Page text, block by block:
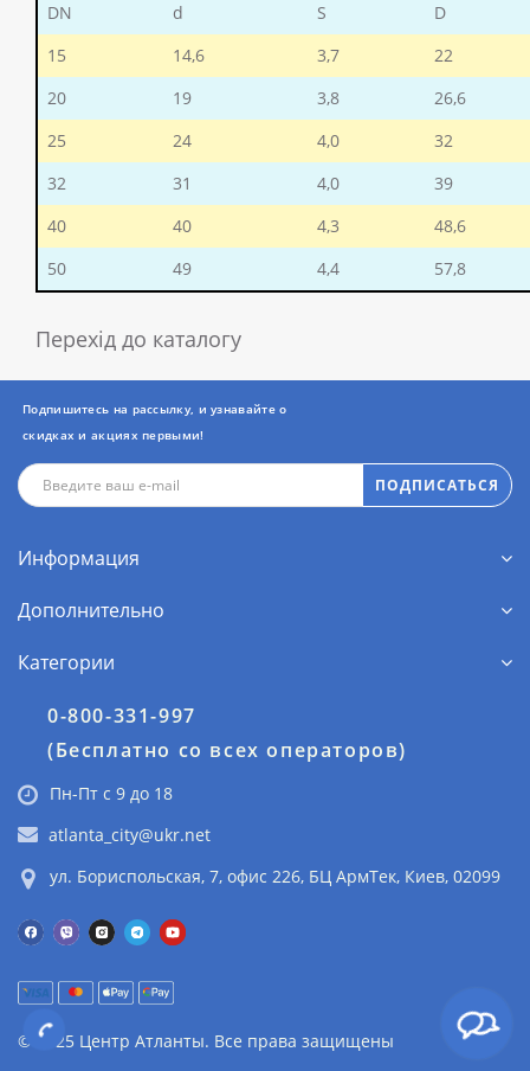
DN d S
D
15
14,6 3,7
22
20
19 3,8
26,6
25
24 4,0
32
32
31 4,0
39
40
40 4,3
48,6
50
49 4,4 57,8
Перехід до каталогу
Подпишитесь на рассылку, и узнавайте о
скидках и акциях первыми!
ПОДПИСАТЬСЯ
Информация
Дополнительно
Категории
0-800-331-997
(Бесплатно со всех операторов)
Пн-Пт с 9 до 18
atlanta_city@ukr.net
ул. Бориспольская, 7, офис 226, БЦ АрмТек, Киев, 02099
© 2025 Центр Атланты. Все права защищены